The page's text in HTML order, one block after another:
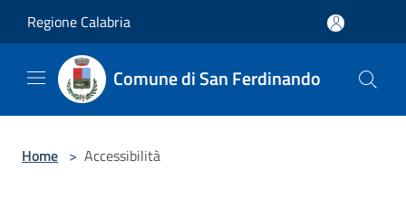
Regione Calabria
Comune di San Ferdinando
Home > Accessibilità